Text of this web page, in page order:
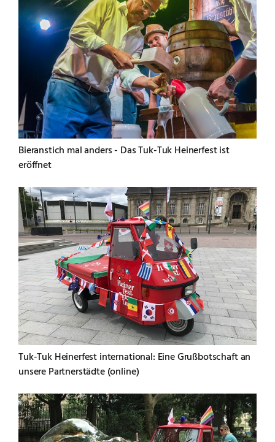
Bieranstich mal anders - Das Tuk-Tuk Heinerfest ist
eröffnet
Tuk-Tuk Heinerfest international: Eine Grußbotschaft an
unsere Partnerstädte (online)